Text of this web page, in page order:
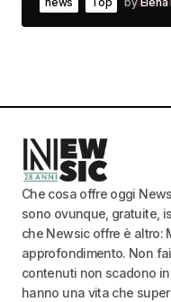
Che cosa offre oggi
sono ovunque, gratuite,
che Newsic offre è altro:
approfondimento. Non
contenuti non scadono
hanno una vita che